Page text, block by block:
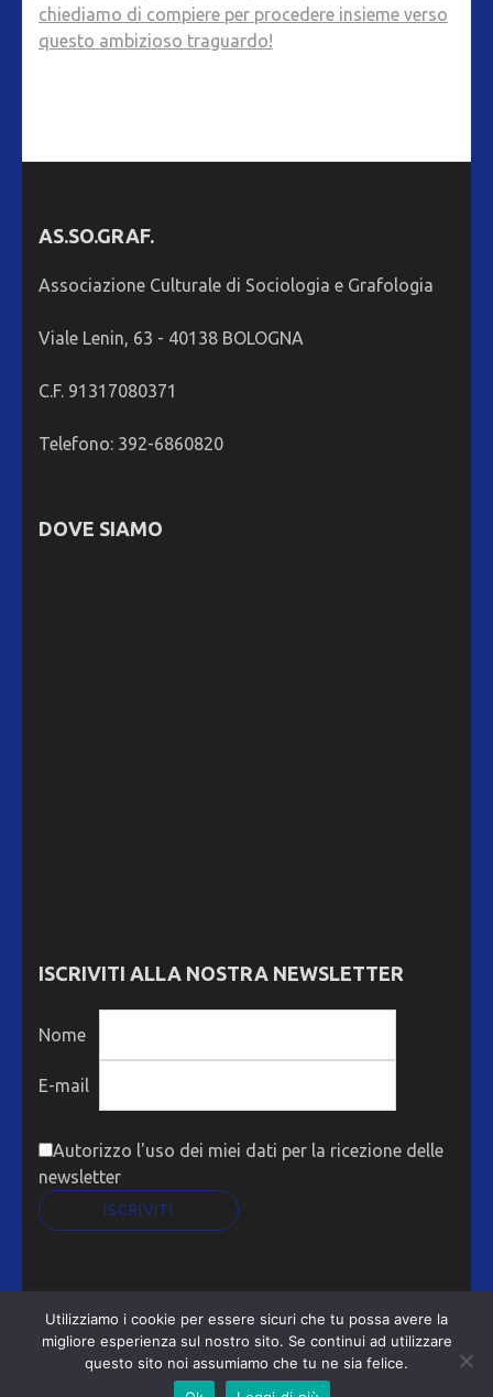
chiediamo di compiere per procedere insieme verso
questo ambizioso traguardo!
AS.SO.GRAF.
Associazione Culturale di Sociologia e Grafologia
Viale Lenin, 63 - 40138 BOLOGNA
C.F. 91317080371
Telefono: 392-6860820
DOVE SIAMO
ISCRIVITI ALLA NOSTRA NEWSLETTER
Nome
E-mail
Autorizzo l'uso dei miei dati per la ricezione delle
newsletter
ASSOGRAF Metro Magazine | Sviluppato da
Rara
Theme
. Powered by WordPress Privacy Policy
Utilizziamo i cookie per essere sicuri che tu possa avere la
migliore esperienza sul nostro sito. Se continui ad utilizzare
questo sito noi assumiamo che tu ne sia felice.